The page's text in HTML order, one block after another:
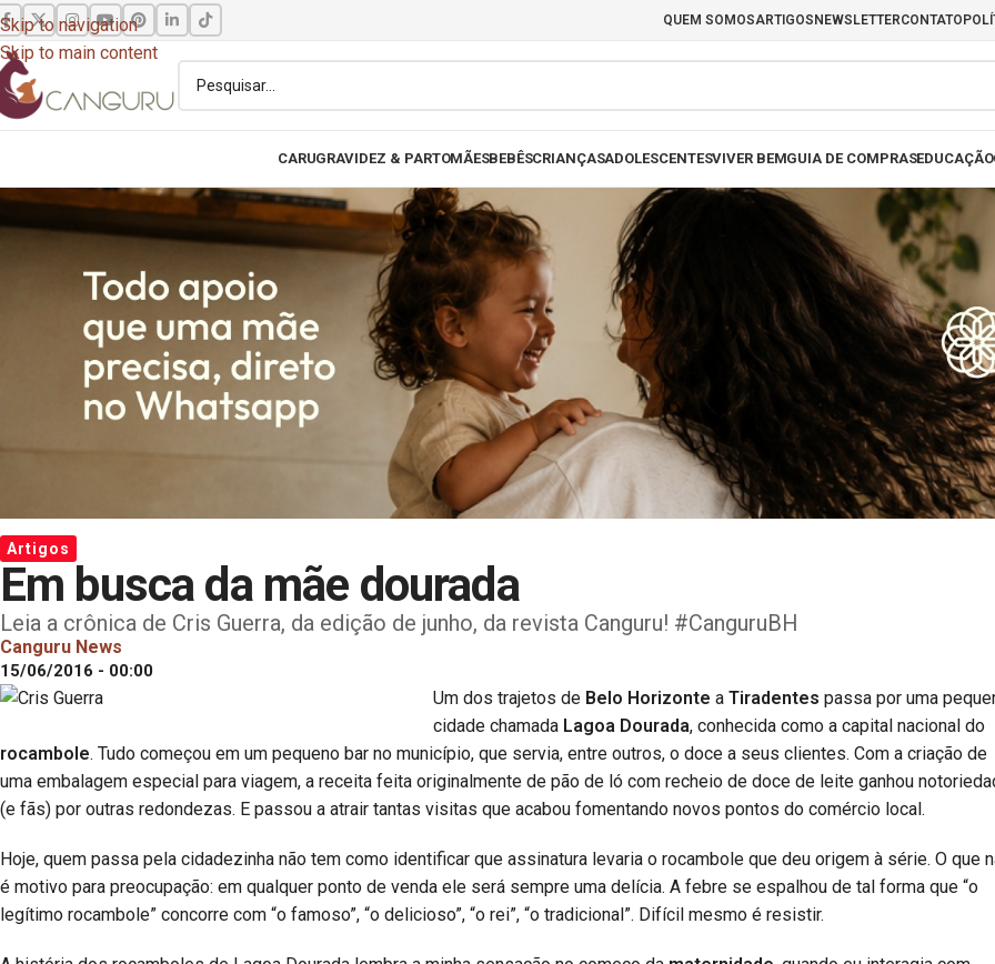
Skip to navigation
Skip to main content
QUEM SOMOSARTIGOS NEWSLETTERCONTATO
CARUGRAVIDEZ & PARTOMÃESBEBÊSCRIANÇASADOLESCENTESVIVER BEMGUIA DE COMPRASEDUCAÇÃO
Artigos
Em busca da mãe dourada
Leia a crônica de Cris Guerra, da edição de junho, da revista Canguru! #CanguruBH
Canguru News
15/06/2016 - 00:00
Um dos trajetos de Belo Horizonte a Tiradentes passa por uma
cidade chamada Lagoa Dourada, conhecida como a capital nacional do
rocambole. Tudo começou em um pequeno bar no município, que servia, entre outros, o doce a seus clientes. Com a criação de
uma embalagem especial para viagem, a receita feita originalmente de pão de ló com recheio de doce de leite ganhou
(e fãs) por outras redondezas. E passou a atrair tantas visitas que acabou fomentando novos pontos do comércio local.
Hoje, quem passa pela cidadezinha não tem como identificar que assinatura levaria o rocambole que deu origem à série. O que
é motivo para preocupação: em qualquer ponto de venda ele será sempre uma delícia. A febre se espalhou de tal forma que “o
legítimo rocambole” concorre com “o famoso”, “o delicioso”, “o rei”, “o tradicional”. Difícil mesmo é resistir.